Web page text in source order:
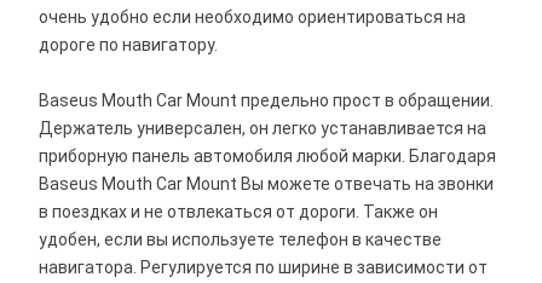
очень удобно если необходимо ориентироваться на
дороге по навигатору.
Baseus Mouth Car Mount предельно прост в обращении.
Держатель универсален, он легко устанавливается на
приборную панель автомобиля любой марки. Благодаря
Baseus Mouth Car Mount Вы можете отвечать на звонки
в поездках и не отвлекаться от дороги. Также он
удобен, если вы используете телефон в качестве
навигатора. Регулируется по ширине в зависимости от